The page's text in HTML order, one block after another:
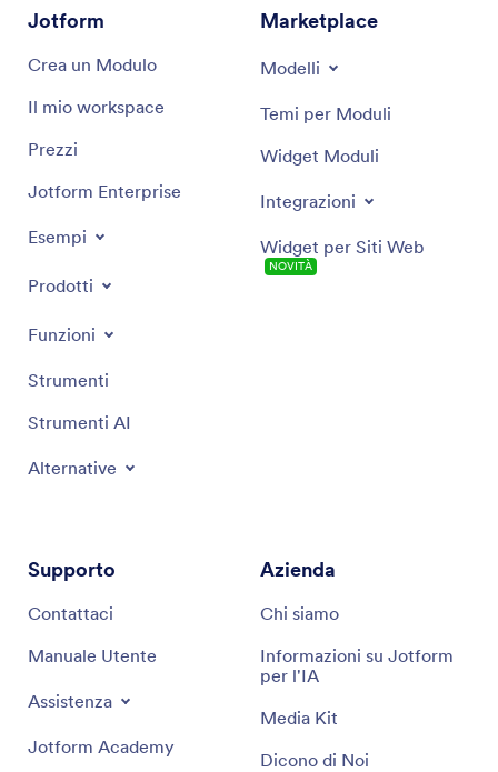
Jotform
Crea un Modulo
Il mio workspace
Prezzi
Jotform Enterprise
Esempi
Prodotti
Funzioni
Strumenti
Strumenti AI
Alternative
Marketplace
Modelli
Temi per Moduli
Widget Moduli
Integrazioni
Widget per Siti Web
NOVITÀ
Supporto
Contattaci
Manuale Utente
Assistenza
Jotform Academy
Azienda
Chi siamo
Informazioni su Jotform
per l'IA
Media Kit
Dicono di Noi